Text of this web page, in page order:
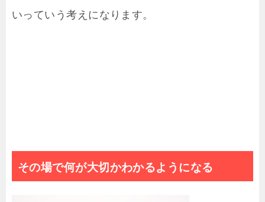
いっていう考えになります。
その場で何が大切かわかるようになる